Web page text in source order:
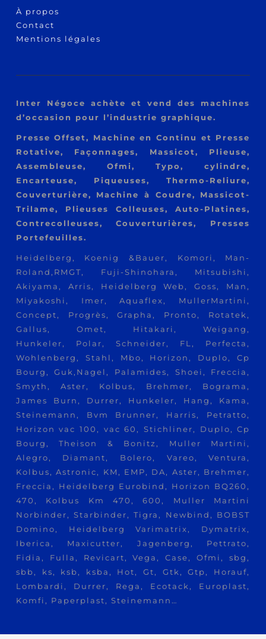
À propos
Contact
Mentions légales
Inter Négoce achète et vend des machines
d’occasion pour l’industrie graphique.
Presse Offset, Machine en Continu et Presse
Rotative, Façonnages, Massicot, Plieuse,
Assembleuse, Ofmi, Typo, cylindre,
Encarteuse, Piqueuses, Thermo-Reliure,
Couverturière, Machine à Coudre, Massicot-
Trilame, Plieuses Colleuses, Auto-Platines,
Contrecolleuses, Couverturières, Presses
Portefeuilles.
Heidelberg, Koenig &Bauer, Komori, Man-
Roland,RMGT, Fuji-Shinohara, Mitsubishi,
Akiyama, Arris, Heidelberg Web, Goss, Man,
Miyakoshi, Imer, Aquaflex, MullerMartini,
Concept, Progrès, Grapha, Pronto, Rotatek,
Gallus, Omet, Hitakari, Weigang,
Hunkeler, Polar, Schneider, FL, Perfecta,
Wohlenberg, Stahl, Mbo, Horizon, Duplo, Cp
Bourg, Guk,Nagel, Palamides, Shoei, Freccia,
Smyth, Aster, Kolbus, Brehmer, Bograma,
James Burn, Durrer, Hunkeler, Hang, Kama,
Steinemann, Bvm Brunner, Harris, Petratto,
Horizon vac 100, vac 60, Stichliner, Duplo, Cp
Bourg, Theison & Bonitz, Muller Martini,
Alegro, Diamant, Bolero, Vareo, Ventura,
Kolbus, Astronic, KM, EMP, DA, Aster, Brehmer,
Freccia, Heidelberg Eurobind, Horizon BQ260,
470, Kolbus Km 470, 600, Muller Martini
Norbinder, Starbinder, Tigra, Newbind, BOBST
Domino, Heidelberg Varimatrix, Dymatrix,
Iberica, Maxicutter, Jagenberg, Pettrato,
Fidia, Fulla, Revicart, Vega, Case, Ofmi, sbg,
sbb, ks, ksb, ksba, Hot, Gt, Gtk, Gtp, Horauf,
Lombardi, Durrer, Rega, Ecotack, Europlast,
Komfi, Paperplast, Steinemann…